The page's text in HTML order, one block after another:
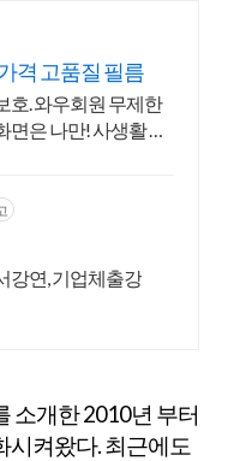
격 고품질 필름
호. 와우회원 무제한
면은 나만! 사생활 보
강연, 기업체출강
소개한 2010년 부터
시켜왔다. 최근에도